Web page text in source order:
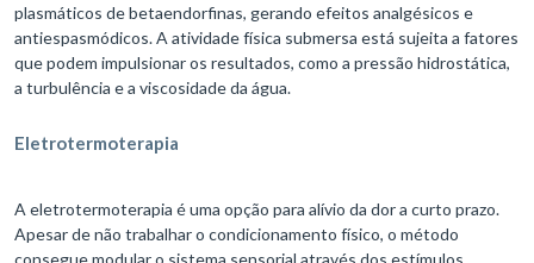
plasmáticos de betaendorfinas, gerando efeitos analgésicos e
antiespasmódicos. A atividade física submersa está sujeita a fatores
que podem impulsionar os resultados, como a pressão hidrostática,
a turbulência e a viscosidade da água.
Eletrotermoterapia
A eletrotermoterapia é uma opção para alívio da dor a curto prazo.
Apesar de não trabalhar o condicionamento físico, o método